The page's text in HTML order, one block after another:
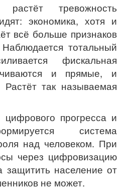
тревожность
экономика, хотя и
всё больше признаков
Наблюдается тотальный
фискальная
и прямые, и
так называемая
прогресса и
система
над человеком. При
через цифровизацию
защитить население от
не может.